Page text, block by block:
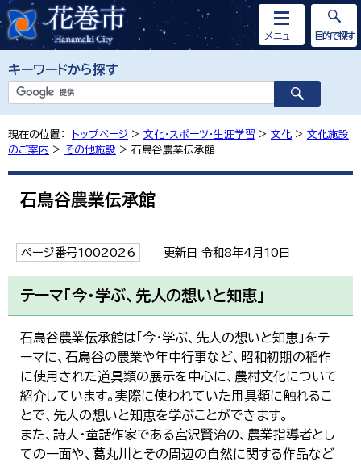
キーワードから探す
メニュー 目的で探す
現在の位置： トップページ > 文化・スポーツ・生涯学習 > 文化 > 文化施設
のご案内 > その他施設 > 石鳥谷農業伝承館
石鳥谷農業伝承館
ページ番号1002026 更新日 令和8年4月10日
テーマ「今・学ぶ、先人の想いと知恵」
石鳥谷農業伝承館は「今・学ぶ、先人の想いと知恵」をテ
ーマに、石鳥谷の農業や年中行事など、昭和初期の稲作
に使用された道具類の展示を中心に、農村文化について
紹介しています。実際に使われていた用具類に触れるこ
とで、先人の想いと知恵を学ぶことができます。
また、詩人・童話作家である宮沢賢治の、農業指導者とし
ての一面や、葛丸川とその周辺の自然に関する作品など